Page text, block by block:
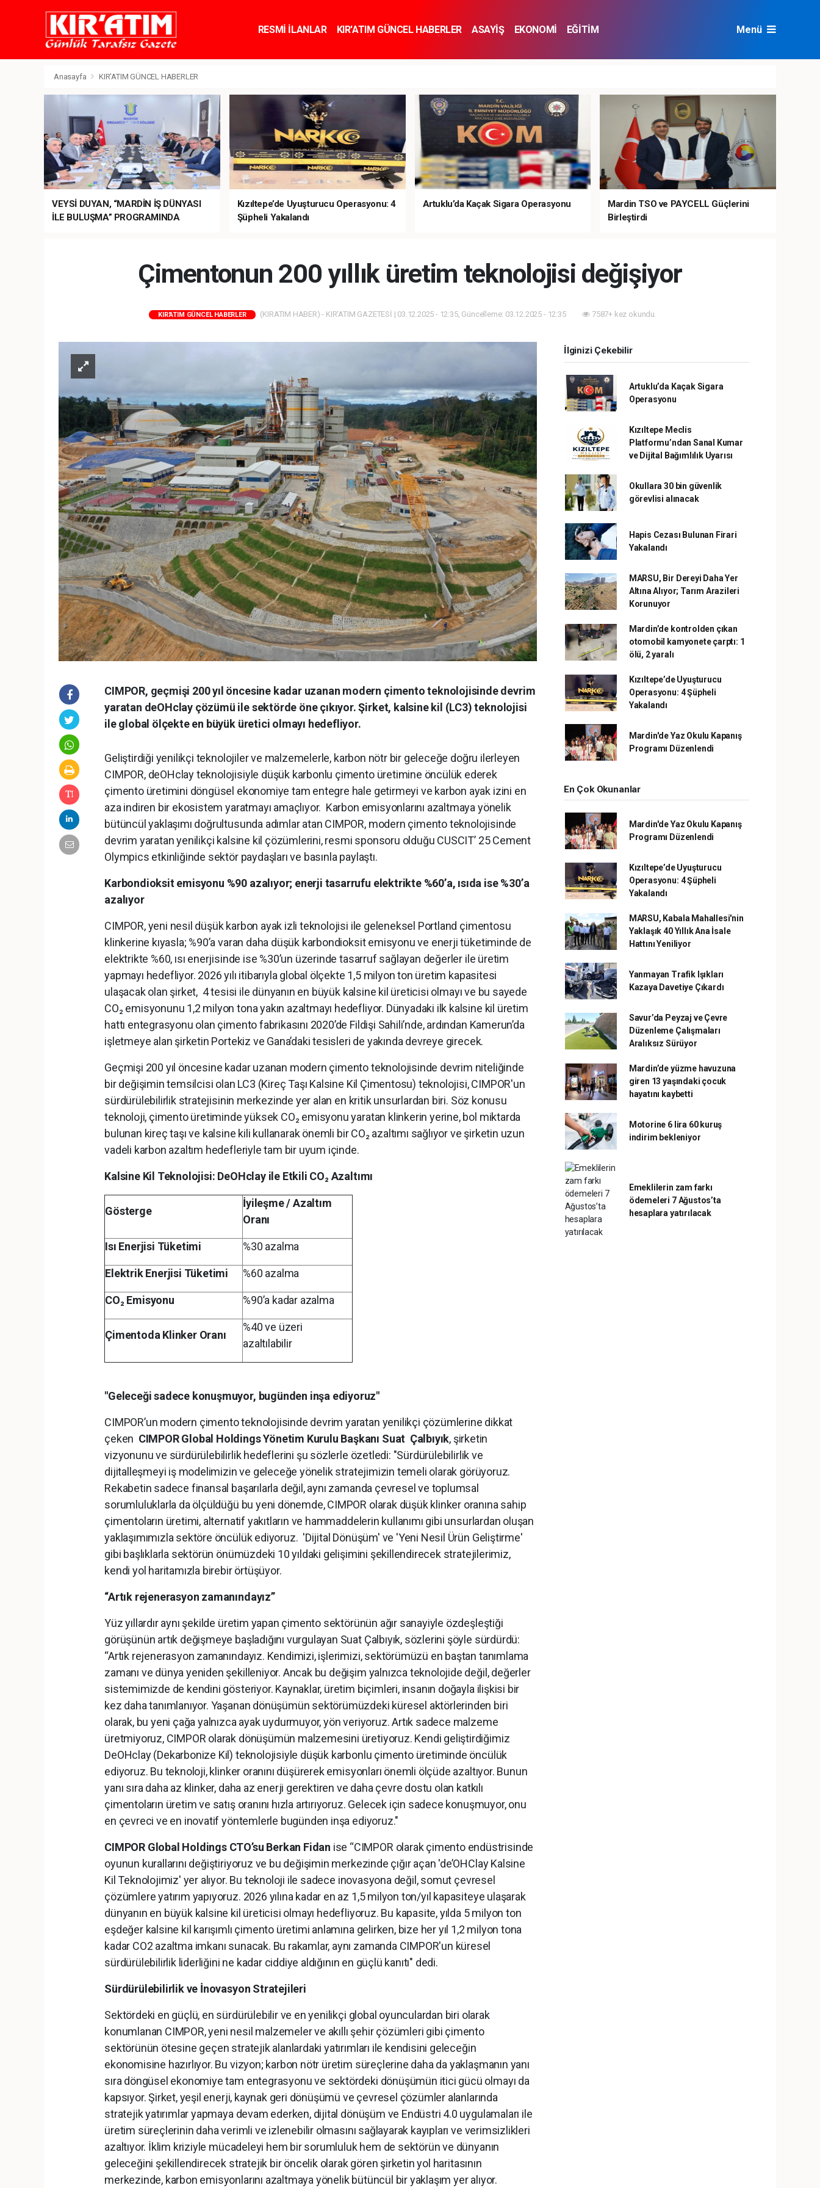
RESMİ İLANLAR KIR'ATIM GÜNCEL HABERLER ASAYİŞ EKONOMİ
EĞİTİM
Menü
Anasayfa KIR'ATIM GÜNCEL HABERLER
VEYSİ DUYAN, “MARDİN İŞ DÜNYASI
İLE BULUŞMA” PROGRAMINDA
Kızıltepe’de Uyuşturucu Operasyonu: 4
Şüpheli Yakalandı
Artuklu’da Kaçak Sigara Operasyonu
Mardin TSO ve PAYCELL Güçlerini
Birleştirdi
Çimentonun 200 yıllık üretim teknolojisi değişiyor
KIR'ATIM GÜNCEL HABERLER (KIRATIM HABER) - KIR'ATIM GAZETESİ | 03.12.2025 - 12:35, Güncelleme: 03.12.2025 - 12:35 7587+ kez okundu.
CIMPOR, geçmişi 200 yıl öncesine kadar uzanan modern çimento teknolojisinde devrim
yaratan deOHclay çözümü ile sektörde öne çıkıyor. Şirket, kalsine kil (LC3) teknolojisi
ile global ölçekte en büyük üretici olmayı hedefliyor.
Geliştirdiği yenilikçi teknolojiler ve malzemelerle, karbon nötr bir geleceğe doğru ilerleyen
CIMPOR, deOHclay teknolojisiyle düşük karbonlu çimento üretimine öncülük ederek
çimento üretimini döngüsel ekonomiye tam entegre hale getirmeyi ve karbon ayak izini en
aza indiren bir ekosistem yaratmayı amaçlıyor. Karbon emisyonlarını azaltmaya yönelik
bütüncül yaklaşımı doğrultusunda adımlar atan CIMPOR, modern çimento teknolojisinde
devrim yaratan yenilikçi kalsine kil çözümlerini, resmi sponsoru olduğu CUSCIT’ 25 Cement
Olympics etkinliğinde sektör paydaşları ve basınla paylaştı.
Karbondioksit emisyonu %90 azalıyor; enerji tasarrufu elektrikte %60’a, ısıda ise %30’a
azalıyor
CIMPOR, yeni nesil düşük karbon ayak izli teknolojisi ile geleneksel Portland çimentosu
klinkerine kıyasla; %90’a varan daha düşük karbondioksit emisyonu ve enerji tüketiminde de
elektrikte %60, ısı enerjisinde ise %30’un üzerinde tasarruf sağlayan değerler ile üretim
yapmayı hedefliyor. 2026 yılı itibarıyla global ölçekte 1,5 milyon ton üretim kapasitesi
ulaşacak olan şirket, 4 tesisi ile dünyanın en büyük kalsine kil üreticisi olmayı ve bu sayede
CO₂ emisyonunu 1,2 milyon tona yakın azaltmayı hedefliyor. Dünyadaki ilk kalsine kil üretim
hattı entegrasyonu olan çimento fabrikasını 2020’de Fildişi Sahili’nde, ardından Kamerun’da
işletmeye alan şirketin Portekiz ve Gana’daki tesisleri de yakında devreye girecek.
Geçmişi 200 yıl öncesine kadar uzanan modern çimento teknolojisinde devrim niteliğinde
bir değişimin temsilcisi olan LC3 (Kireç Taşı Kalsine Kil Çimentosu) teknolojisi, CIMPOR'un
sürdürülebilirlik stratejisinin merkezinde yer alan en kritik unsurlardan biri. Söz konusu
teknoloji, çimento üretiminde yüksek CO₂ emisyonu yaratan klinkerin yerine, bol miktarda
bulunan kireç taşı ve kalsine kili kullanarak önemli bir CO₂ azaltımı sağlıyor ve şirketin uzun
vadeli karbon azaltım hedefleriyle tam bir uyum içinde.
Kalsine Kil Teknolojisi: DeOHclay ile Etkili CO₂ Azaltımı
Gösterge
İyileşme / Azaltım
Oranı
Isı Enerjisi Tüketimi %30 azalma
Elektrik Enerjisi Tüketimi %60 azalma
CO₂ Emisyonu %90’a kadar azalma
Çimentoda Klinker Oranı
%40 ve üzeri
azaltılabilir
"Geleceği sadece konuşmuyor, bugünden inşa ediyoruz"
CIMPOR’un modern çimento teknolojisinde devrim yaratan yenilikçi çözümlerine dikkat
çeken CIMPOR Global Holdings Yönetim Kurulu Başkanı Suat Çalbıyık, şirketin
vizyonunu ve sürdürülebilirlik hedeflerini şu sözlerle özetledi: "Sürdürülebilirlik ve
dijitalleşmeyi iş modelimizin ve geleceğe yönelik stratejimizin temeli olarak görüyoruz.
Rekabetin sadece finansal başarılarla değil, aynı zamanda çevresel ve toplumsal
sorumluluklarla da ölçüldüğü bu yeni dönemde, CIMPOR olarak düşük klinker oranına sahip
çimentoların üretimi, alternatif yakıtların ve hammaddelerin kullanımı gibi unsurlardan oluşan
yaklaşımımızla sektöre öncülük ediyoruz. 'Dijital Dönüşüm' ve 'Yeni Nesil Ürün Geliştirme'
gibi başlıklarla sektörün önümüzdeki 10 yıldaki gelişimini şekillendirecek stratejilerimiz,
kendi yol haritamızla birebir örtüşüyor.
“Artık rejenerasyon zamanındayız”
Yüz yıllardır aynı şekilde üretim yapan çimento sektörünün ağır sanayiyle özdeşleştiği
görüşünün artık değişmeye başladığını vurgulayan Suat Çalbıyık, sözlerini şöyle sürdürdü:
“Artık rejenerasyon zamanındayız. Kendimizi, işlerimizi, sektörümüzü en baştan tanımlama
zamanı ve dünya yeniden şekilleniyor. Ancak bu değişim yalnızca teknolojide değil, değerler
sistemimizde de kendini gösteriyor. Kaynaklar, üretim biçimleri, insanın doğayla ilişkisi bir
kez daha tanımlanıyor. Yaşanan dönüşümün sektörümüzdeki küresel aktörlerinden biri
olarak, bu yeni çağa yalnızca ayak uydurmuyor, yön veriyoruz. Artık sadece malzeme
üretmiyoruz, CIMPOR olarak dönüşümün malzemesini üretiyoruz. Kendi geliştirdiğimiz
DeOHclay (Dekarbonize Kil) teknolojisiyle düşük karbonlu çimento üretiminde öncülük
ediyoruz. Bu teknoloji, klinker oranını düşürerek emisyonları önemli ölçüde azaltıyor. Bunun
yanı sıra daha az klinker, daha az enerji gerektiren ve daha çevre dostu olan katkılı
çimentoların üretim ve satış oranını hızla artırıyoruz. Gelecek için sadece konuşmuyor, onu
en çevreci ve en inovatif yöntemlerle bugünden inşa ediyoruz."
CIMPOR Global Holdings CTO’su Berkan Fidan ise “CIMPOR olarak çimento endüstrisinde
oyunun kurallarını değiştiriyoruz ve bu değişimin merkezinde çığır açan 'de’OHClay Kalsine
Kil Teknolojimiz' yer alıyor. Bu teknoloji ile sadece inovasyona değil, somut çevresel
çözümlere yatırım yapıyoruz. 2026 yılına kadar en az 1,5 milyon ton/yıl kapasiteye ulaşarak
dünyanın en büyük kalsine kil üreticisi olmayı hedefliyoruz. Bu kapasite, yılda 5 milyon ton
eşdeğer kalsine kil karışımlı çimento üretimi anlamına gelirken, bize her yıl 1,2 milyon tona
kadar CO2 azaltma imkanı sunacak. Bu rakamlar, aynı zamanda CIMPOR'un küresel
sürdürülebilirlik liderliğini ne kadar ciddiye aldığının en güçlü kanıtı" dedi.
Sürdürülebilirlik ve İnovasyon Stratejileri
Sektördeki en güçlü, en sürdürülebilir ve en yenilikçi global oyunculardan biri olarak
konumlanan CIMPOR, yeni nesil malzemeler ve akıllı şehir çözümleri gibi çimento
sektörünün ötesine geçen stratejik alanlardaki yatırımları ile kendisini geleceğin
ekonomisine hazırlıyor. Bu vizyon; karbon nötr üretim süreçlerine daha da yaklaşmanın yanı
sıra döngüsel ekonomiye tam entegrasyonu ve sektördeki dönüşümün itici gücü olmayı da
kapsıyor. Şirket, yeşil enerji, kaynak geri dönüşümü ve çevresel çözümler alanlarında
stratejik yatırımlar yapmaya devam ederken, dijital dönüşüm ve Endüstri 4.0 uygulamaları ile
üretim süreçlerinin daha verimli ve izlenebilir olmasını sağlayarak kayıpları ve verimsizlikleri
azaltıyor. İklim kriziyle mücadeleyi hem bir sorumluluk hem de sektörün ve dünyanın
geleceğini şekillendirecek stratejik bir öncelik olarak gören şirketin yol haritasının
merkezinde, karbon emisyonlarını azaltmaya yönelik bütüncül bir yaklaşım yer alıyor.
İlginizi Çekebilir
Artuklu’da Kaçak Sigara
Operasyonu
Kızıltepe Meclis
Platformu’ndan Sanal Kumar
ve Dijital Bağımlılık Uyarısı
Okullara 30 bin güvenlik
görevlisi alınacak
Hapis Cezası Bulunan Firari
Yakalandı
MARSU, Bir Dereyi Daha Yer
Altına Alıyor; Tarım Arazileri
Korunuyor
Mardin’de kontrolden çıkan
otomobil kamyonete çarptı: 1
ölü, 2 yaralı
Kızıltepe’de Uyuşturucu
Operasyonu: 4 Şüpheli
Yakalandı
Mardin'de Yaz Okulu Kapanış
Programı Düzenlendi
En Çok Okunanlar
Mardin'de Yaz Okulu Kapanış
Programı Düzenlendi
Kızıltepe’de Uyuşturucu
Operasyonu: 4 Şüpheli
Yakalandı
MARSU, Kabala Mahallesi'nin
Yaklaşık 40 Yıllık Ana İsale
Hattını Yeniliyor
Yanmayan Trafik Işıkları
Kazaya Davetiye Çıkardı
Savur’da Peyzaj ve Çevre
Düzenleme Çalışmaları
Aralıksız Sürüyor
Mardin’de yüzme havuzuna
giren 13 yaşındaki çocuk
hayatını kaybetti
Motorine 6 lira 60 kuruş
indirim bekleniyor
Emeklilerin zam farkı
ödemeleri 7 Ağustos’ta
hesaplara yatırılacak